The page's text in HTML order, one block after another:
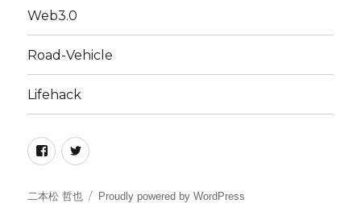
Web3.0
Road-Vehicle
Lifehack
FacebookTwitter
二本松 哲也 Proudly powered by WordPress